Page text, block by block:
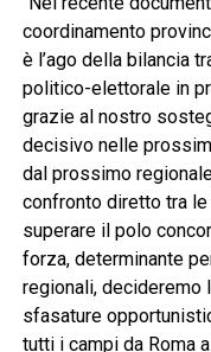
coordinamento
è l’ago della bilancia
politico-elettorale in
grazie al nostro
decisivo nelle
dal prossimo
confronto diretto tra
superare il polo
forza, determinante
regionali, decideremo
sfasature
tutti i campi da Roma